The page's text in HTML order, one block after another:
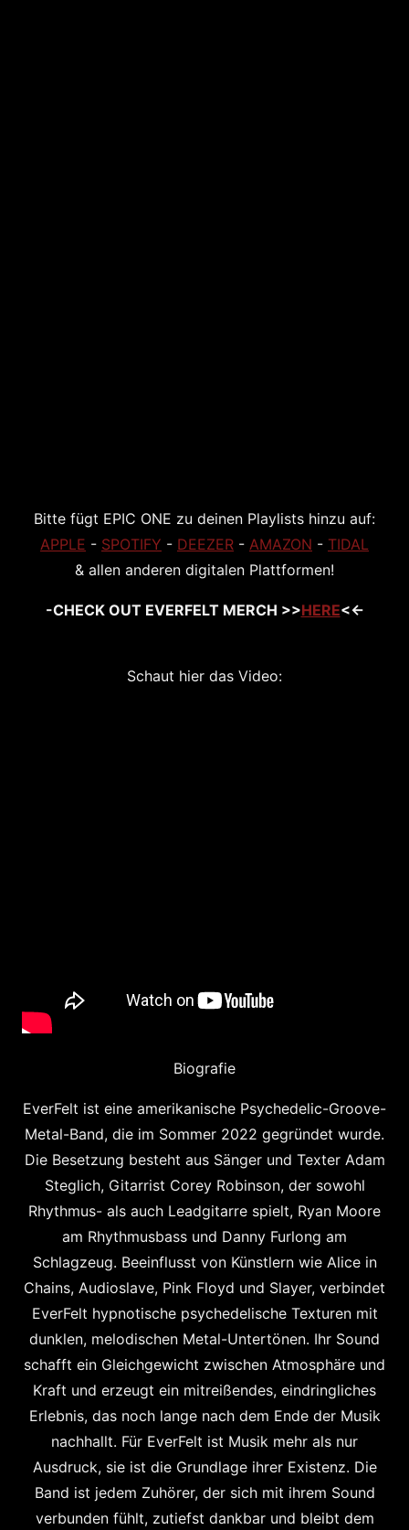
Bitte fügt EPIC ONE zu deinen Playlists hinzu auf:
APPLE - SPOTIFY - DEEZER - AMAZON - TIDAL
& allen anderen digitalen Plattformen!
-CHECK OUT EVERFELT MERCH >>HERE<<-
Schaut hier das Video:
Biografie
EverFelt ist eine amerikanische Psychedelic-Groove-
Metal-Band, die im Sommer 2022 gegründet wurde.
Die Besetzung besteht aus Sänger und Texter Adam
Steglich, Gitarrist Corey Robinson, der sowohl
Rhythmus- als auch Leadgitarre spielt, Ryan Moore
am Rhythmusbass und Danny Furlong am
Schlagzeug. Beeinflusst von Künstlern wie Alice in
Chains, Audioslave, Pink Floyd und Slayer, verbindet
EverFelt hypnotische psychedelische Texturen mit
dunklen, melodischen Metal-Untertönen. Ihr Sound
schafft ein Gleichgewicht zwischen Atmosphäre und
Kraft und erzeugt ein mitreißendes, eindringliches
Erlebnis, das noch lange nach dem Ende der Musik
nachhallt. Für EverFelt ist Musik mehr als nur
Ausdruck, sie ist die Grundlage ihrer Existenz. Die
Band ist jedem Zuhörer, der sich mit ihrem Sound
verbunden fühlt, zutiefst dankbar und bleibt dem